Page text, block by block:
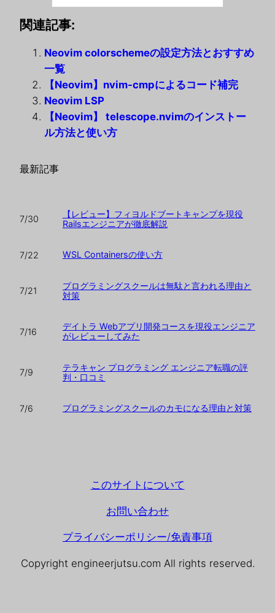
関連記事:
Neovim colorschemeの設定方法とおすすめ
一覧
【Neovim】nvim-cmpによるコード補完
Neovim LSP
【Neovim】 telescope.nvimのインストー
ル方法と使い方
最新記事
7/30
【レビュー】フィヨルドブートキャンプを現役
Railsエンジニアが徹底解説
7/22 WSL Containersの使い方
7/21
プログラミングスクールは無駄と言われる理由と
対策
7/16
デイトラ Webアプリ開発コースを現役エンジニア
がレビューしてみた
7/9
テラキャン プログラミング エンジニア転職の評
判・口コミ
7/6 プログラミングスクールのカモになる理由と対策
このサイトについて
お問い合わせ
プライバシーポリシー/免責事項
Copyright engineerjutsu.com All rights reserved.